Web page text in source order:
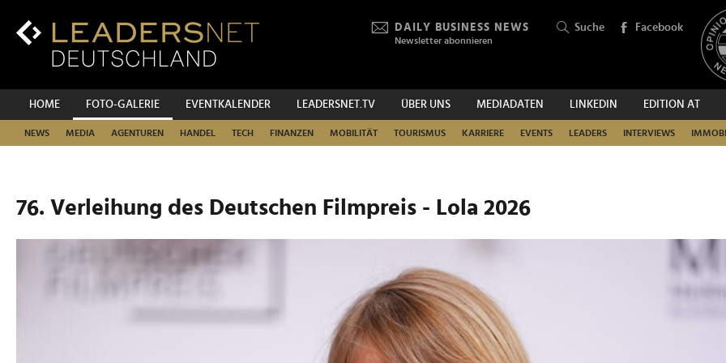
Inhalt
Hauptnavigation
DAILY BUSINESS NEWS
Newsletter abonnieren
Suche Facebook
HOME FOTO-GALERIE EVENTKALENDER LEADERSNET.TV ÜBER UNS MEDIADATEN LINKEDIN EDITION AT
NEWS MEDIA AGENTUREN HANDEL TECH FINANZEN MOBILITÄT TOURISMUS KARRIERE EVENTS LEADERS INTERVIEWS
SUCHEN
76. Verleihung des Deutschen Filmpreis - Lola 2026